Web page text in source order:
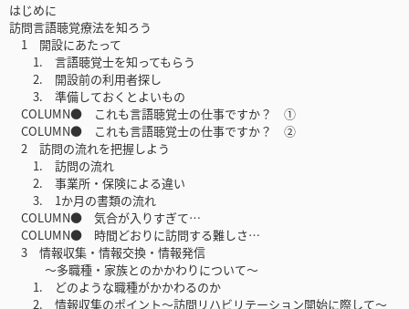
はじめに
訪問言語聴覚療法を知ろう
1 開設にあたって
1. 言語聴覚士を知ってもらう
2. 開設前の利用者探し
3. 準備しておくとよいもの
COLUMN● これも言語聴覚士の仕事ですか？ ①
COLUMN● これも言語聴覚士の仕事ですか？ ②
2 訪問の流れを把握しよう
1. 訪問の流れ
2. 事業所・保険による違い
3. 1か月の書類の流れ
COLUMN● 気合が入りすぎて…
COLUMN● 時間どおりに訪問する難しさ…
3 情報収集・情報交換・情報発信
〜多職種・家族とのかかわりについて〜
1. どのような職種がかかわるのか
2. 情報収集のポイント〜訪問リハビリテーション開始に際して〜